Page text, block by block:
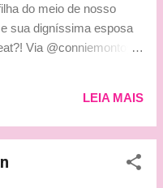
do meio de nosso
sua digníssima esposa
Via @conniemontoya
LEIA MAIS